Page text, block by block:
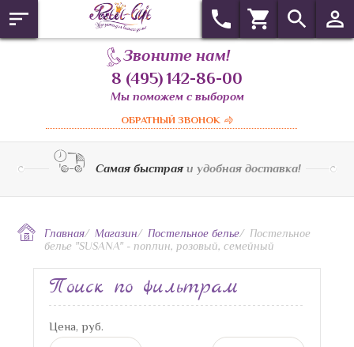
Звоните нам!
8 (495) 142-86-00
Мы поможем с выбором
ОБРАТНЫЙ ЗВОНОК
Самая быстраяи удобная доставка!
Главная/ Магазин/ Постельное белье/ Постельное
белье "SUSANA" - поплин, розовый, семейный
Поиск по фильтрам
Цена, руб.